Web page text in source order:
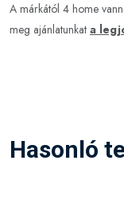
A márkától 4 home
meg ajánlatunkat a
Hasonló